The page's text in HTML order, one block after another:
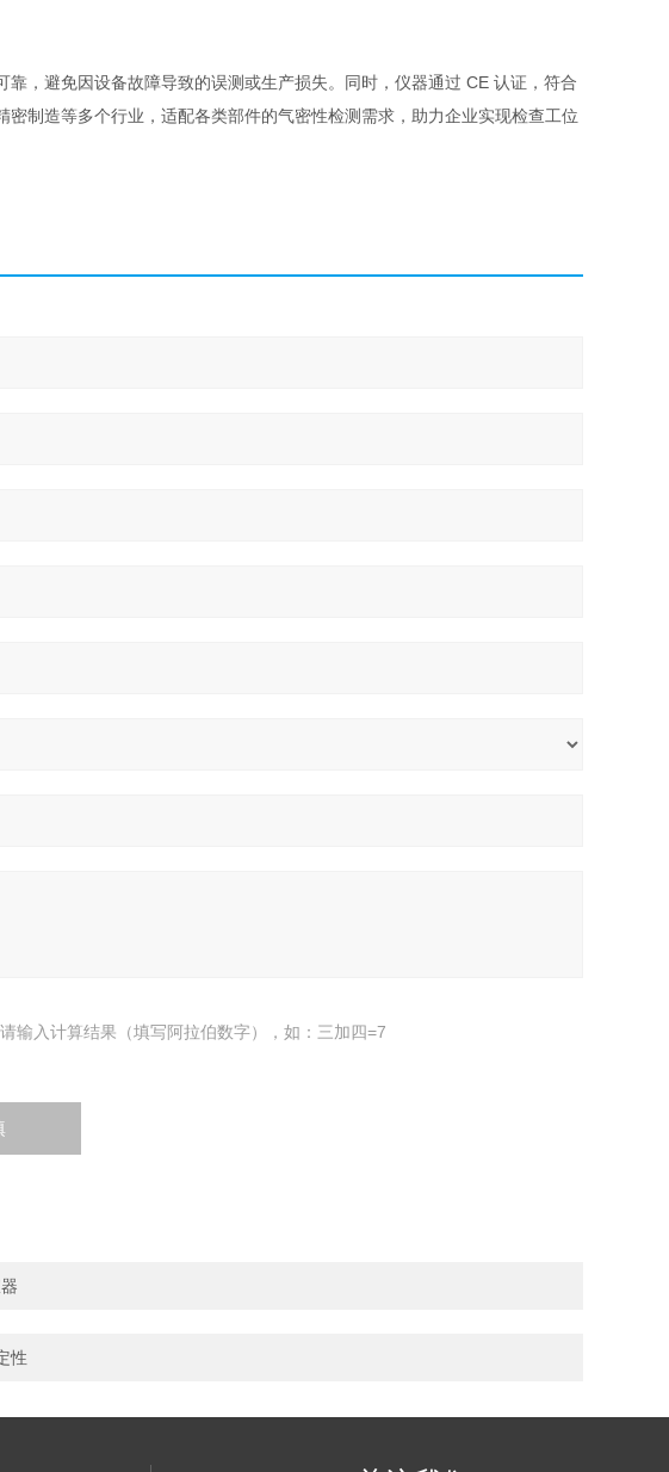
，避免因设备故障导致的误测或生产损失。同时，仪器通过 CE 认证，符合
制造等多个行业，适配各类部件的气密性检测需求，助力企业实现检查工位
请输入计算结果（填写阿拉伯数字），如：三加四=7
性